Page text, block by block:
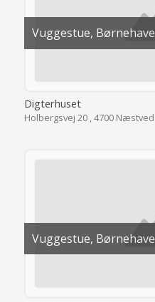
Vuggestue, Børnehave
Digterhuset
Holbergsvej 20 , 4700 Næstved
Vuggestue, Børnehave